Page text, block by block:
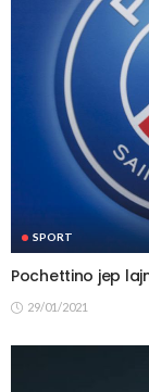
SPORT
Pochettino jep
29/01/2021